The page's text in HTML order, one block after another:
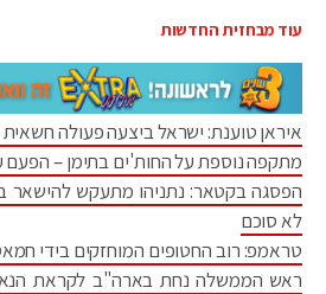
עוד מבחזית החדשות
איראן טוענת: ישראל ביצעה פעולה
מתקפה נוספת על החות'ים בתימן – הפעם
הפסגה בקטאר: נתניהו מתעקש להישאר
לא סוכם
טראמפ: רוב החטופים המוחזקים בידי
ראש הממשלה נחת בארה"ב לקראת